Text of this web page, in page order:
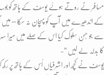
مسافر نے روتے ہوئے یوسف کے ہاتھ کو
کے اندھیرے میں آپ کو پہچان نہ سکا –
سے جو حُسنِ سلوک کیا اس کے صلے میں میرا
کا بدلہ لے لیں “-
یُوسف نے کُچھ اور اشرفیاں اُس کے ہاتھ پر رکھ